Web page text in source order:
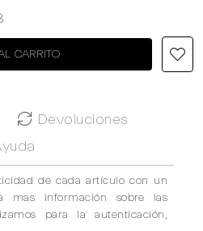
CARRITO
Devoluciones
de cada artículo con un
mas información sobre las
para la autenticación,